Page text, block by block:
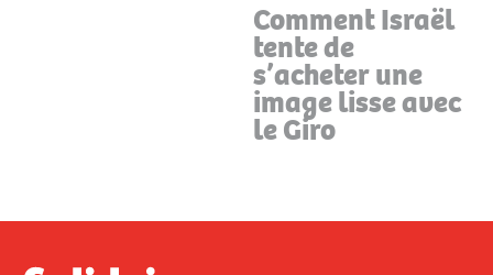
Comment Israël
tente de
s’acheter une
image lisse avec
le Giro